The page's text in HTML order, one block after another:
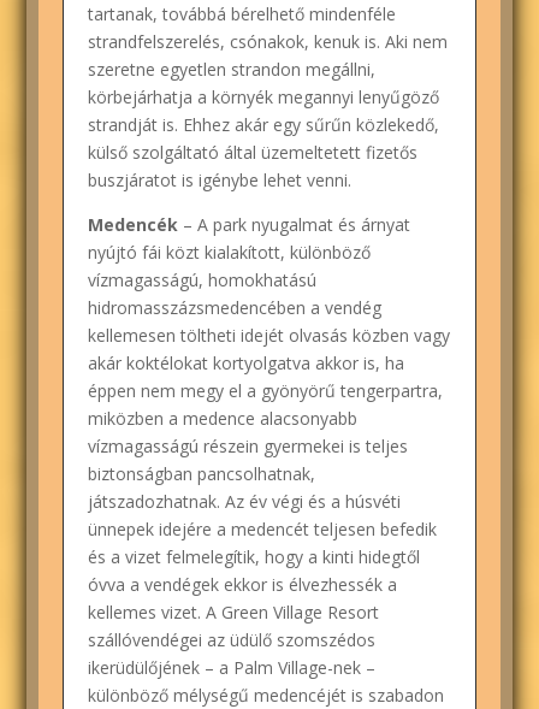
tartanak, továbbá bérelhető mindenféle
strandfelszerelés, csónakok, kenuk is. Aki nem
szeretne egyetlen strandon megállni,
körbejárhatja a környék megannyi lenyűgöző
strandját is. Ehhez akár egy sűrűn közlekedő,
külső szolgáltató által üzemeltetett fizetős
buszjáratot is igénybe lehet venni.
Medencék – A park nyugalmat és árnyat
nyújtó fái közt kialakított, különböző
vízmagasságú, homokhatású
hidromasszázsmedencében a vendég
kellemesen töltheti idejét olvasás közben vagy
akár koktélokat kortyolgatva akkor is, ha
éppen nem megy el a gyönyörű tengerpartra,
miközben a medence alacsonyabb
vízmagasságú részein gyermekei is teljes
biztonságban pancsolhatnak,
játszadozhatnak. Az év végi és a húsvéti
ünnepek idejére a medencét teljesen befedik
és a vizet felmelegítik, hogy a kinti hidegtől
óvva a vendégek ekkor is élvezhessék a
kellemes vizet. A Green Village Resort
szállóvendégei az üdülő szomszédos
ikerüdülőjének – a Palm Village-nek –
különböző mélységű medencéjét is szabadon